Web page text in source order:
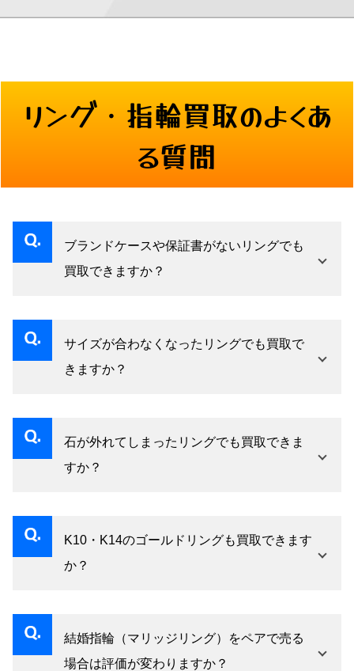
リング・指輪買取のよくあ
る質問
ブランドケースや保証書がないリングでも
買取できますか？
サイズが合わなくなったリングでも買取で
きますか？
石が外れてしまったリングでも買取できま
すか？
K10・K14のゴールドリングも買取できます
か？
結婚指輪（マリッジリング）をペアで売る
場合は評価が変わりますか？